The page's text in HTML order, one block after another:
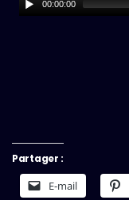
00:00:00
Partager :
E-mail